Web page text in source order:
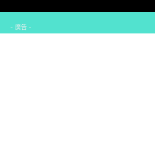
- 廣告 -